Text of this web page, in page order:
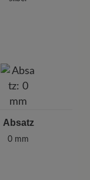
Absatz
0 mm